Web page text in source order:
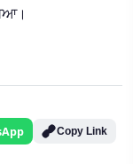
Copy Link